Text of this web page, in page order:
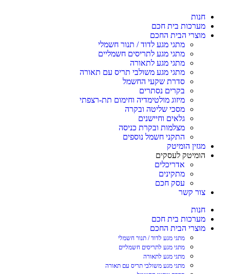
חנות
מערכות בית חכם
מוצרי הבית החכם
מתגי מגע לדוד / תנור חשמלי
מתגי מגע לתריסים חשמליים
מתגי מגע לתאורה
מתגי מגע משולבי תריס עם תאורה
סדרת שקעי החשמל
בקרים נסתרים
מיזוג מולטימדיה וחימום תת-רצפתי
מסכי שליטה ובקרה
גלאים וחיישנים
מצלמות ובקרת כניסה
התקני חשמל נוספים
מגזין הומיטק
הומיטק לעסקים
אדריכלים
מתקינים
עסק חכם
צור קשר
חנות
מערכות בית חכם
מוצרי הבית החכם
מתגי מגע לדוד / תנור חשמלי
מתגי מגע לתריסים חשמליים
מתגי מגע לתאורה
מתגי מגע משולבי תריס עם תאורה